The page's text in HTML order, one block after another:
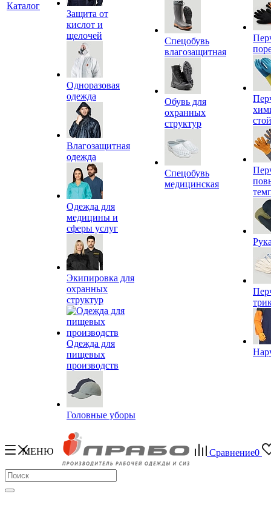
Каталог
Защита от
кислот и
щелочей
Одноразовая
одежда
Влагозащитная
одежда
Одежда для
медицины и
сферы услуг
Экипировка для
охранных
структур
Одежда для
пищевых
производств
Головные уборы
Спецобувь
влагозащитная
Обувь для
охранных
структур
Спецобувь
медицинская
МЕНЮ Сравнение0